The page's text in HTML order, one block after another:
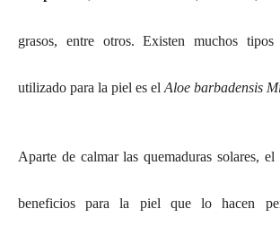
grasos, entre otros. Existen muchos
utilizado para la piel es el Aloe barbadensis
Aparte de calmar las quemaduras solares,
beneficios para la piel que lo hacen